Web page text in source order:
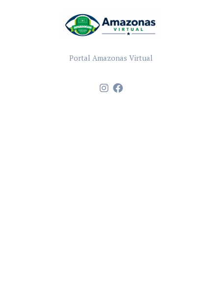
Portal Amazonas Virtual